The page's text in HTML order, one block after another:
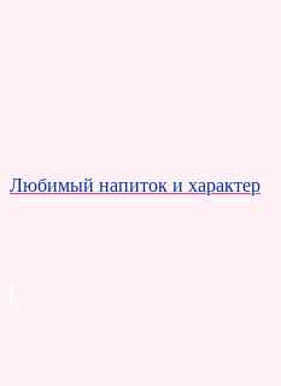
Любимый напиток и характер